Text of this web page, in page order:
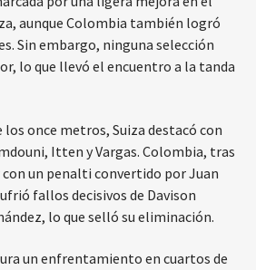
aunque Colombia también logró
Sin embargo, ninguna selección
lo que llevó el encuentro a la tanda
los once metros, Suiza destacó con
Itten y Vargas. Colombia, tras
un penalti convertido por Juan
fallos decisivos de Davison
lo que selló su eliminación.
un enfrentamiento en cuartos de